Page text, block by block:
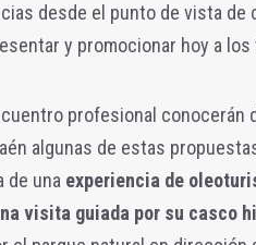
desde el punto de vista
y promocionar hoy a
profesional conocerán
algunas de estas
de una experiencia de
visita guiada por su casco